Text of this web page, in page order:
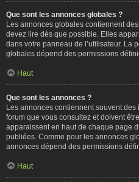
Que sont les annonces globales ?
Les annonces globales contiennent
devez lire dès que possible. Elles
dans votre panneau de l’utilisateur. La
globales dépend des permissions
Haut
Que sont les annonces ?
Les annonces contiennent souvent
forum que vous consultez et doivent
apparaissent en haut de chaque page
publiées. Comme pour les annonces
annonces dépend des permissions
Haut